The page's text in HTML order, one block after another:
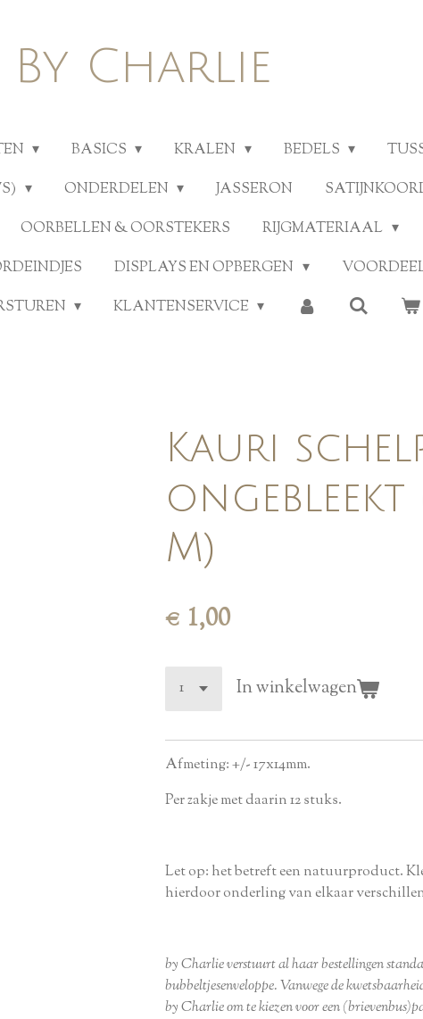
By Charlie
BASICS KRALEN BEDELS
ONDERDELEN JASSERON
OORBELLEN & OORSTEKERS RIJGMATERIAAL
DISPLAYS EN OPBERGEN
KLANTENSERVICE
Kauri
ongebleekt
M)
€ 1,00
In winkelwagen
Afmeting: +/- 17x14mm.
Per zakje met daarin 12 stuks.
Let op: het betreft een natuurproduct.
hierdoor onderling van elkaar
by Charlie verstuurt al haar bestellingen
bubbeltjesenveloppe. Vanwege de
by Charlie om te kiezen voor een